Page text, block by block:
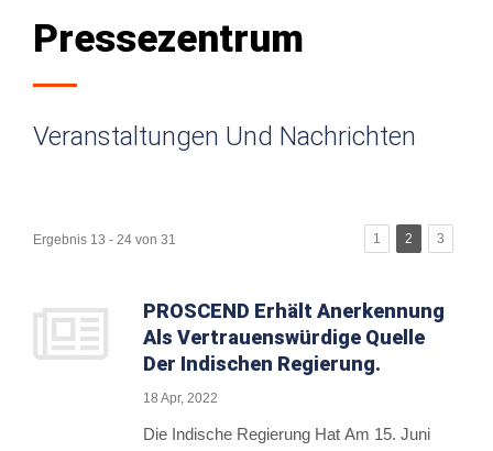
Pressezentrum
Veranstaltungen Und Nachrichten
Ergebnis 13 - 24 von 31 1 2 3
PROSCEND Erhält Anerkennung
Als Vertrauenswürdige Quelle
Der Indischen Regierung.
18 Apr, 2022
Die Indische Regierung Hat Am 15. Juni